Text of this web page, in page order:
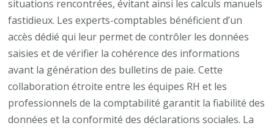
situations rencontrées, évitant ainsi les calculs manuels
fastidieux. Les experts-comptables bénéficient d’un
accès dédié qui leur permet de contrôler les données
saisies et de vérifier la cohérence des informations
avant la génération des bulletins de paie. Cette
collaboration étroite entre les équipes RH et les
professionnels de la comptabilité garantit la fiabilité des
données et la conformité des déclarations sociales. La